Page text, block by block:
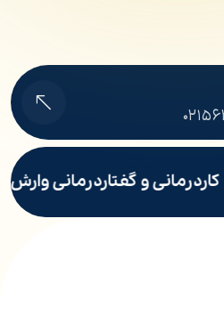
و گفتاردرمانی وارش